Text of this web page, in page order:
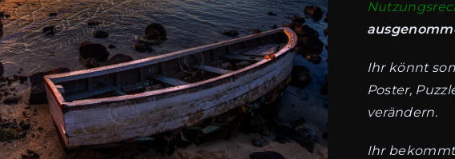
Ihr könnt
Poster,
verändern.
Ihr